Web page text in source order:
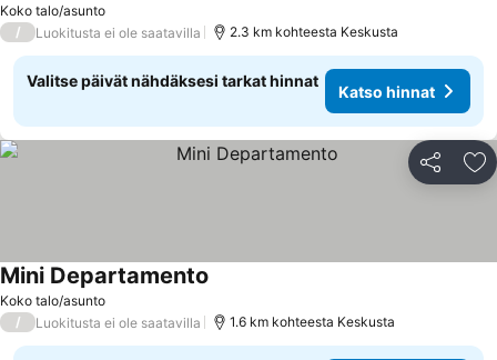
Koko talo/asunto
/ Luokitusta ei ole saatavilla 2.3 km kohteesta Keskusta
Valitse päivät nähdäksesi tarkat hinnat
Katso hinnat
Jaa
Koko talo/asunto
Mini Departamento
/ Luokitusta ei ole saatavilla 1.6 km kohteesta Keskusta